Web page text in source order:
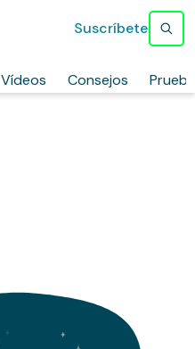
Vídeos Consejos
Suscríbete